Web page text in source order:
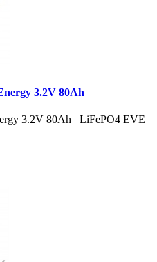
3.2V 80Ah
3.2V 80Ah LiFePO4 EVE